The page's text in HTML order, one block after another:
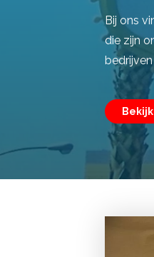
Bij ons
die zijn